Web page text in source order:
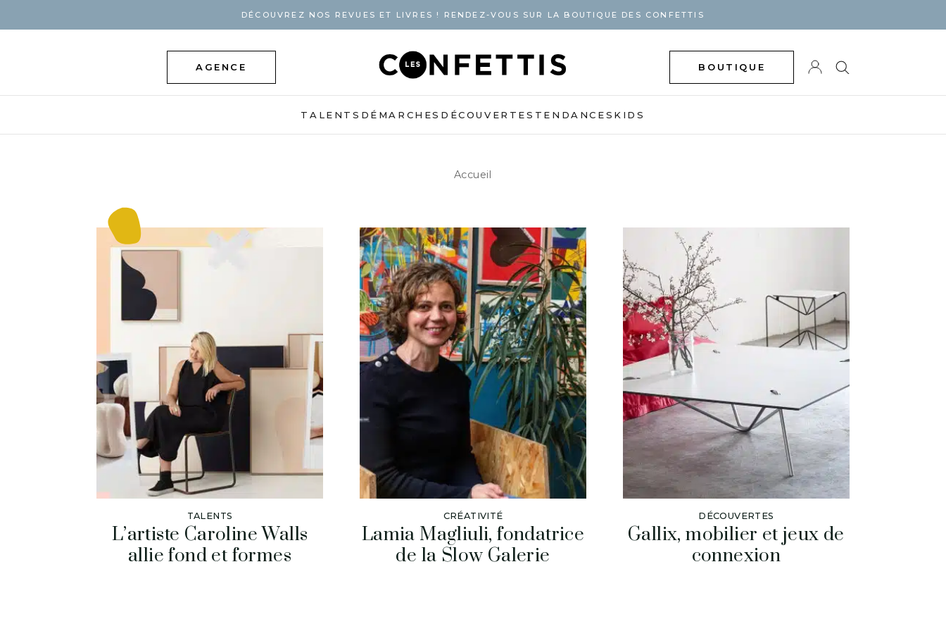
DÉCOUVREZ NOS REVUES ET LIVRES ! RENDEZ-VOUS SUR LA BOUTIQUE DES CONFETTIS
AGENCE BOUTIQUE
TALENTS DÉMARCHES DÉCOUVERTES TENDANCES KIDS
Accueil
TALENTS
L’artiste Caroline Walls
allie fond et formes
CRÉATIVITÉ
Lamia Magliuli, fondatrice
de la Slow Galerie
DÉCOUVERTES
Gallix, mobilier et jeux de
connexion